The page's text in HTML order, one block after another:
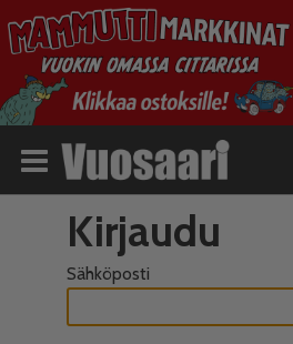
Kirjaudu
Sähköposti